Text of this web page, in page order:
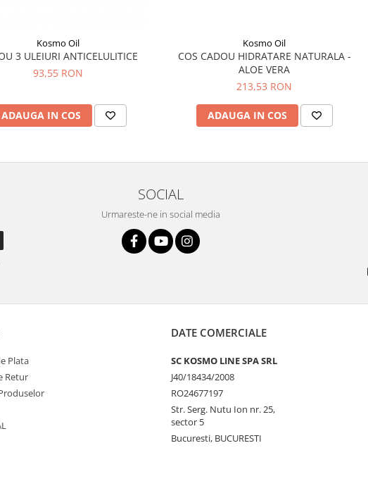
Kosmo Oil
3 ULEIURI ANTICELULITICE
93,55 RON
ADAUGA IN COS
Kosmo Oil
COS CADOU HIDRATARE NATURALA -
ALOE VERA
213,53 RON
ADAUGA IN COS
SOCIAL
Urmareste-ne in social media
Plata
Retur
DATE COMERCIALE
SC KOSMO LINE SPA SRL
J40/18434/2008
RO24677197
Str. Serg. Nutu Ion nr. 25,
sector 5
Bucuresti, BUCURESTI